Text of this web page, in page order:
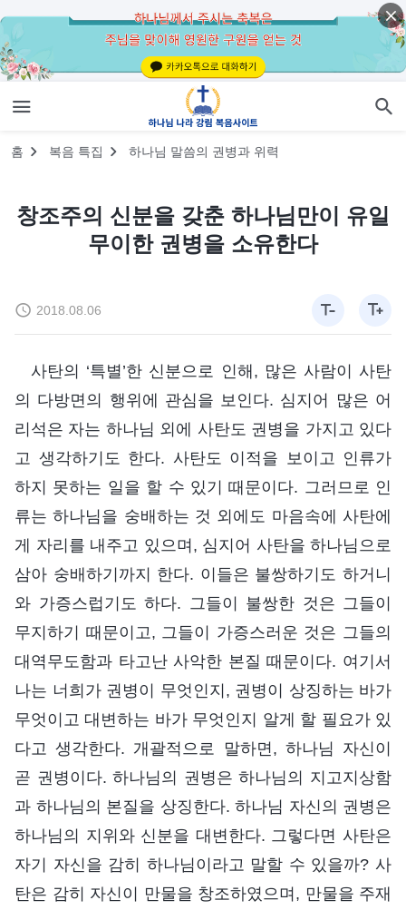
홈 복음 특집 하나님 말씀의 권병과 위력
창조주의 신분을 갖춘 하나님만이 유일
무이한 권병을 소유한다
2018.08.06
사탄의 ‘특별’한 신분으로 인해, 많은 사람이 사탄
의 다방면의 행위에 관심을 보인다. 심지어 많은 어
리석은 자는 하나님 외에 사탄도 권병을 가지고 있다
고 생각하기도 한다. 사탄도 이적을 보이고 인류가
하지 못하는 일을 할 수 있기 때문이다. 그러므로 인
류는 하나님을 숭배하는 것 외에도 마음속에 사탄에
게 자리를 내주고 있으며, 심지어 사탄을 하나님으로
삼아 숭배하기까지 한다. 이들은 불쌍하기도 하거니
와 가증스럽기도 하다. 그들이 불쌍한 것은 그들이
무지하기 때문이고, 그들이 가증스러운 것은 그들의
대역무도함과 타고난 사악한 본질 때문이다. 여기서
나는 너희가 권병이 무엇인지, 권병이 상징하는 바가
무엇이고 대변하는 바가 무엇인지 알게 할 필요가 있
다고 생각한다. 개괄적으로 말하면, 하나님 자신이
곧 권병이다. 하나님의 권병은 하나님의 지고지상함
과 하나님의 본질을 상징한다. 하나님 자신의 권병은
하나님의 지위와 신분을 대변한다. 그렇다면 사탄은
자기 자신을 감히 하나님이라고 말할 수 있을까? 사
탄은 감히 자신이 만물을 창조하였으며, 만물을 주재